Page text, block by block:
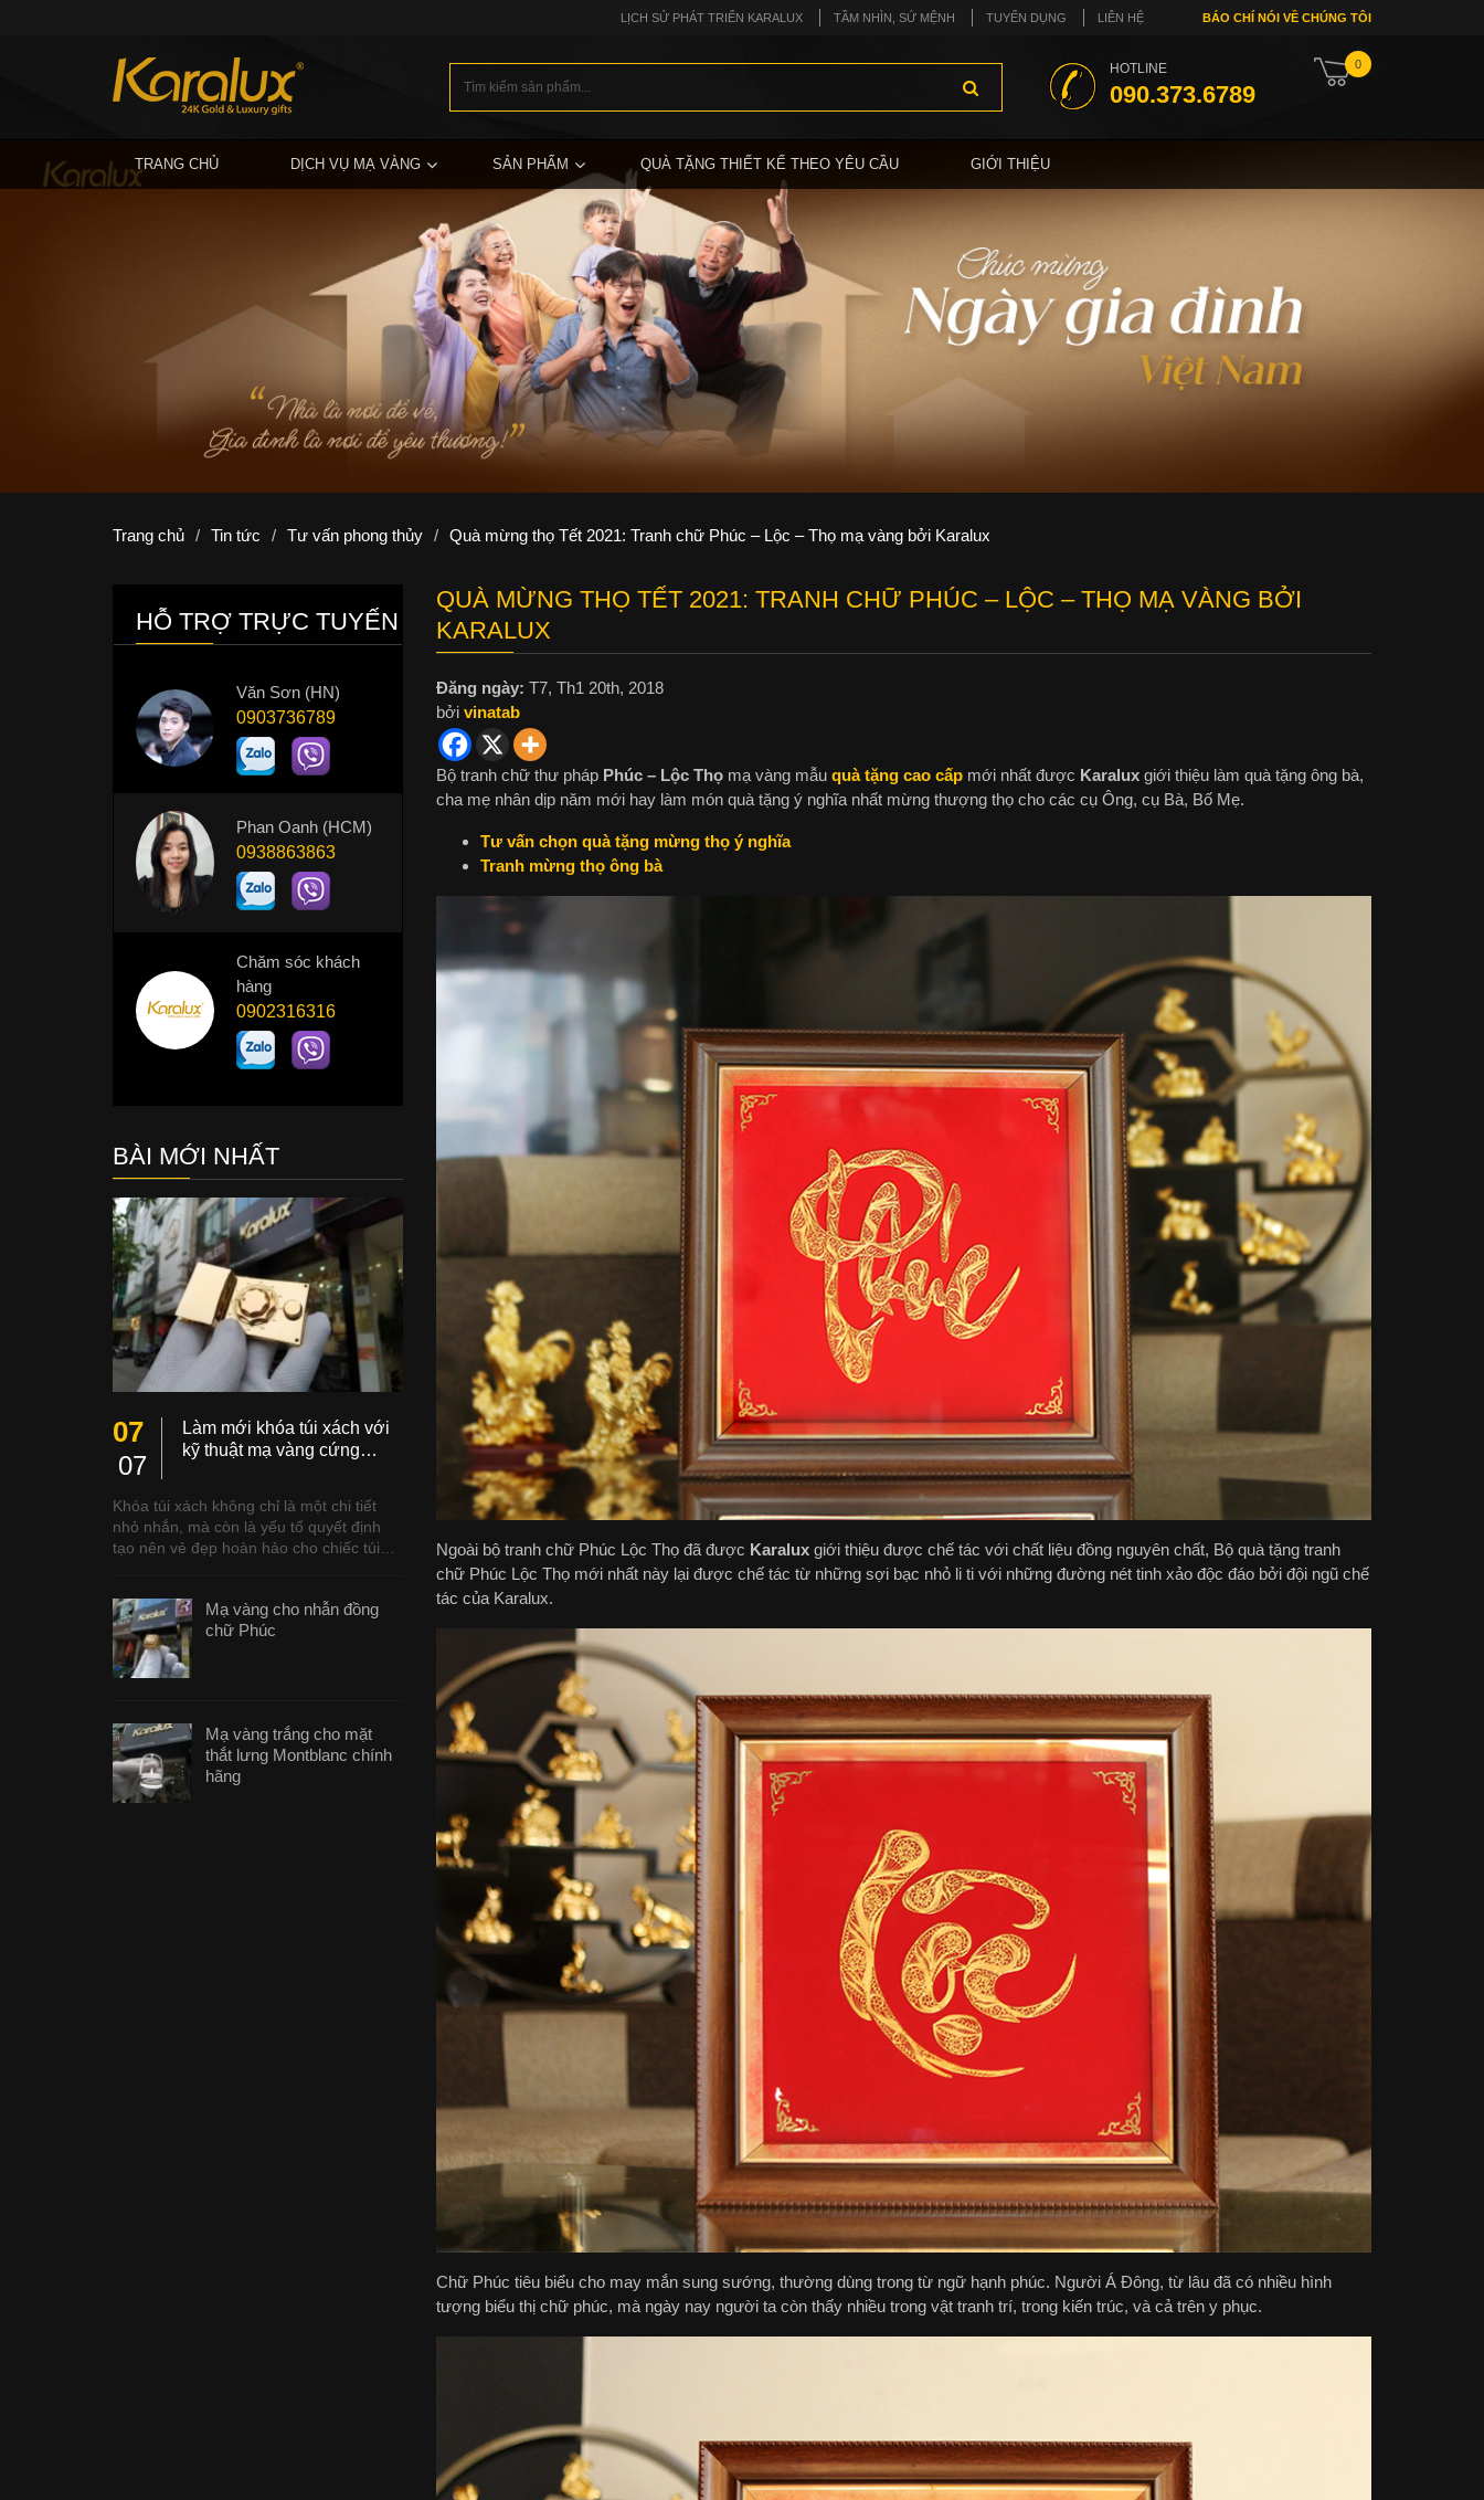
LỊCH SỬ PHÁT TRIỂN KARALUX TẦM NHÌN, SỨ MỆNH TUYỂN DỤNG LIÊN HỆ BÁO CHÍ NÓI VỀ CHÚNG TÔI
HOTLINE
090.373.6789
0
TRANG CHỦ DỊCH VỤ MẠ VÀNG SẢN PHẨM QUÀ TẶNG THIẾT KẾ THEO YÊU CẦU GIỚI THIỆU
Trang chủ / Tin tức / Tư vấn phong thủy / Quà mừng thọ Tết 2021: Tranh chữ Phúc – Lộc – Thọ mạ vàng bởi Karalux
QUÀ MỪNG THỌ TẾT 2021: TRANH CHỮ PHÚC – LỘC – THỌ MẠ VÀNG BỞI
KARALUX
Đăng ngày: T7, Th1 20th, 2018
bởi vinatab
Bộ tranh chữ thư pháp Phúc – Lộc Thọmạ vàng mẫu quà tặng cao cấpmới nhất được Karaluxgiới thiệu làm quà tặng ông bà,
cha mẹ nhân dịp năm mới hay làm món quà tặng ý nghĩa nhất mừng thượng thọ cho các cụ Ông, cụ Bà, Bố Mẹ.
Tư vấn chọn quà tặng mừng thọ ý nghĩa
Tranh mừng thọ ông bà
Ngoài bộ tranh chữ Phúc Lộc Thọ đã được Karaluxgiới thiệu được chế tác với chất liệu đồng nguyên chất, Bộ quà tặng tranh
chữ Phúc Lộc Thọ mới nhất này lại được chế tác từ những sợi bạc nhỏ li ti với những đường nét tinh xảo độc đáo bởi đội ngũ chế
tác của Karalux.
Chữ Phúc tiêu biểu cho may mắn sung sướng, thường dùng trong từ ngữ hạnh phúc. Người Á Đông, từ lâu đã có nhiều hình
tượng biểu thị chữ phúc, mà ngày nay người ta còn thấy nhiều trong vật tranh trí, trong kiến trúc, và cả trên y phục.
HỖ TRỢ TRỰC TUYẾN
Văn Sơn (HN)
0903736789
Phan Oanh (HCM)
0938863863
Chăm sóc khách
hàng
0902316316
BÀI MỚI NHẤT
07
07
Làm mới khóa túi xách với
kỹ thuật mạ vàng cứng…
Khóa túi xách không chỉ là một chi tiết
nhỏ nhắn, mà còn là yếu tố quyết định
tạo nên vẻ đẹp hoàn hảo cho chiếc túi…
Mạ vàng cho nhẫn đồng
chữ Phúc
Mạ vàng trắng cho mặt
thắt lưng Montblanc chính
hãng